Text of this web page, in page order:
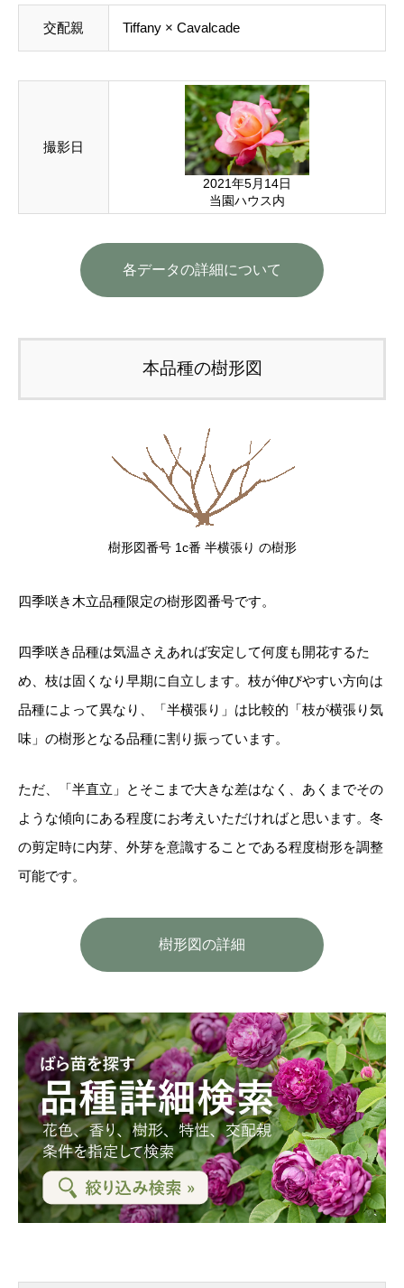
交配親 Tiffany × Cavalcade
撮影日
2021年5月14日
当園ハウス内
各データの詳細について
本品種の樹形図
樹形図番号 1c番 半横張り の樹形
四季咲き木立品種限定の樹形図番号です。
四季咲き品種は気温さえあれば安定して何度も開花するた
め、枝は固くなり早期に自立します。枝が伸びやすい方向は
品種によって異なり、「半横張り」は比較的「枝が横張り気
味」の樹形となる品種に割り振っています。
ただ、「半直立」とそこまで大きな差はなく、あくまでその
ような傾向にある程度にお考えいただければと思います。冬
の剪定時に内芽、外芽を意識することである程度樹形を調整
可能です。
樹形図の詳細